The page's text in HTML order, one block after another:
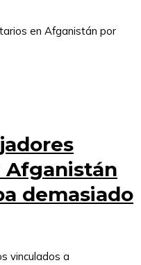
Afganistán
demasiado
vinculados a